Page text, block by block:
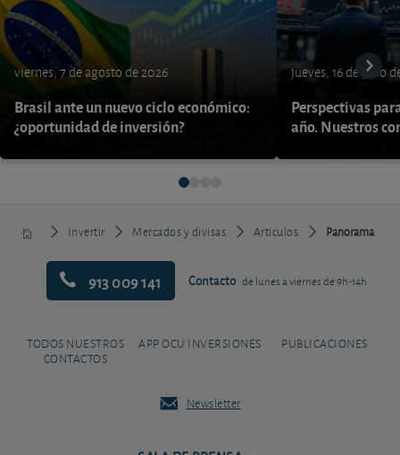
viernes, 7 de agosto de 2026
Brasil ante un nuevo ciclo económico:
¿oportunidad de inversión?
jueves, 16 de julio
Perspectivas
año. Nuestros
Invertir Mercados y divisas Artículos Panorama
913 009 141 Contacto de lunes a viernes de 9h-14h
TODOS NUESTROS
CONTACTOS
APP OCU INVERSIONES PUBLICACIONES
Newsletter